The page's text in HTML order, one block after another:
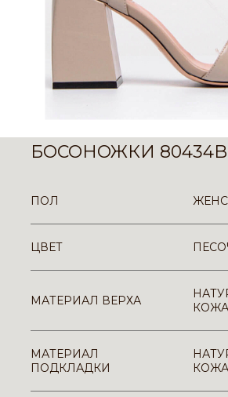
БОСОНОЖКИ
ПОЛ
ЦВЕТ
МАТЕРИАЛ ВЕРХА
КОЖА
МАТЕРИАЛ
ПОДКЛАДКИ
КОЖА